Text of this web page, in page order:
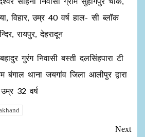
विहार, उम्र 40 वर्ष हाल- सी ब्लॉक
रायपुर, देहरादून
गुरंग निवासी बस्ती दलसिंहपारा टी
बंगाल थाना जयगांव जिला आलीपुर द्वारा
32 वर्ष
Next